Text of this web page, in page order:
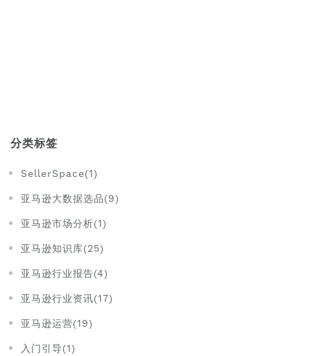
分类标签
SellerSpace(1)
亚马逊大数据选品(9)
亚马逊市场分析(1)
亚马逊知识库(25)
亚马逊行业报告(4)
亚马逊行业资讯(17)
亚马逊运营(19)
入门引导(1)